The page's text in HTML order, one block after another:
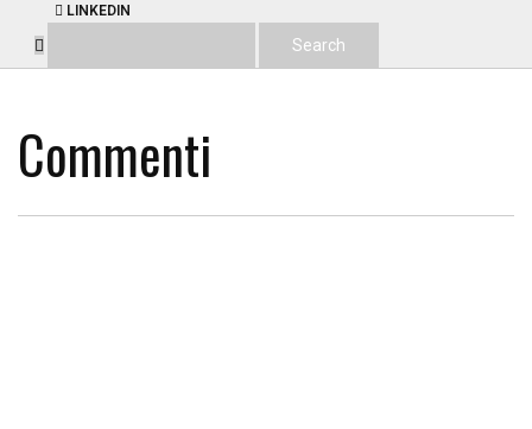
LINKEDIN
Commenti